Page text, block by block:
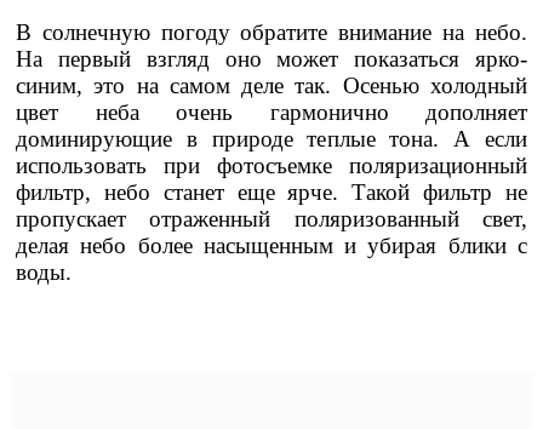
В солнечную погоду обратите внимание на небо.
На первый взгляд оно может показаться ярко-
синим, это на самом деле так. Осенью холодный
цвет неба очень гармонично дополняет
доминирующие в природе теплые тона. А если
использовать при фотосъемке поляризационный
фильтр, небо станет еще ярче. Такой фильтр не
пропускает отраженный поляризованный свет,
делая небо более насыщенным и убирая блики с
воды.